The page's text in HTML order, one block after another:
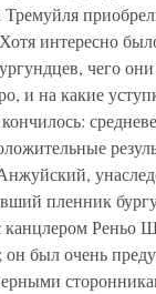
интересно
чего
и на какие
пленник
Реньо
был очень